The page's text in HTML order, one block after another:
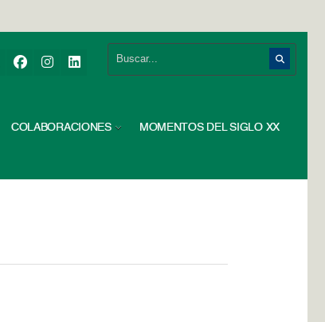
COLABORACIONES MOMENTOS DEL SIGLO XX